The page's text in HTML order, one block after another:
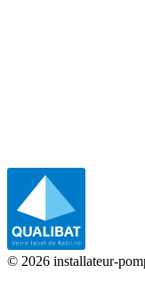
© 2026 installateur-